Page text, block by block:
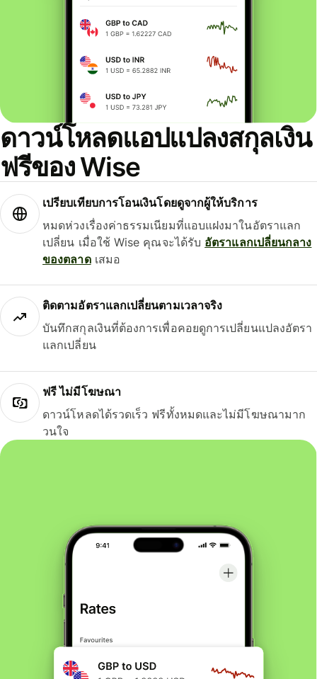
ดาวน์โหลดแอปแปลงสกุลเงิน
ฟรีของ Wise
เปรียบเทียบการโอนเงินโดยดูจากผู้ให้บริการ
หมดห่วงเรื่องค่าธรรมเนียมที่แอบแฝงมาในอัตราแลก
เปลี่ยน เมื่อใช้ Wise คุณจะได้รับ อัตราแลกเปลี่ยนกลาง
ของตลาดเสมอ
ติดตามอัตราแลกเปลี่ยนตามเวลาจริง
บันทึกสกุลเงินที่ต้องการเพื่อคอยดูการเปลี่ยนแปลงอัตรา
แลกเปลี่ยน
ฟรี ไม่มีโฆษณา
ดาวน์โหลดได้รวดเร็ว ฟรีทั้งหมดและไม่มีโฆษณามาก
วนใจ